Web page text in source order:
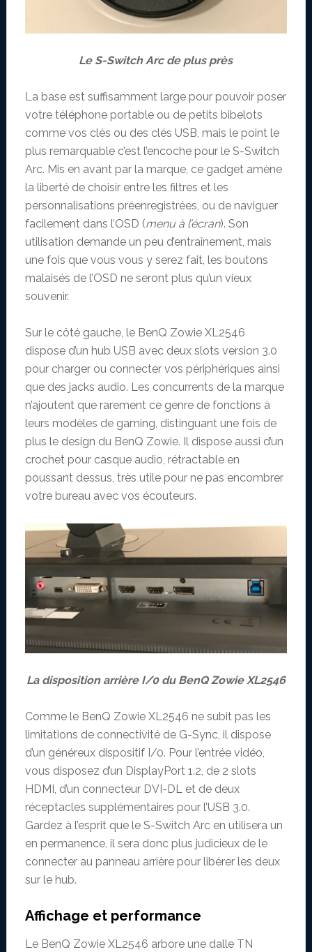
Le S-Switch Arc de plus près
La base est suffisamment large pour pouvoir poser
votre téléphone portable ou de petits bibelots
comme vos clés ou des clés USB, mais le point le
plus remarquable c’est l’encoche pour le S-Switch
Arc. Mis en avant par la marque, ce gadget amène
la liberté de choisir entre les filtres et les
personnalisations préenregistrées, ou de naviguer
facilement dans l’OSD (menu à l’écran). Son
utilisation demande un peu d’entraînement, mais
une fois que vous vous y serez fait, les boutons
malaisés de l’OSD ne seront plus qu’un vieux
souvenir.
Sur le côté gauche, le BenQ Zowie XL2546
dispose d’un hub USB avec deux slots version 3.0
pour charger ou connecter vos périphériques ainsi
que des jacks audio. Les concurrents de la marque
n’ajoutent que rarement ce genre de fonctions à
leurs modèles de gaming, distinguant une fois de
plus le design du BenQ Zowie. Il dispose aussi d’un
crochet pour casque audio, rétractable en
poussant dessus, très utile pour ne pas encombrer
votre bureau avec vos écouteurs.
La disposition arrière I/0 du BenQ Zowie XL2546
Comme le BenQ Zowie XL2546 ne subit pas les
limitations de connectivité de G-Sync, il dispose
d’un généreux dispositif I/0. Pour l’entrée vidéo,
vous disposez d’un DisplayPort 1.2, de 2 slots
HDMI, d’un connecteur DVI-DL et de deux
réceptacles supplémentaires pour l’USB 3.0.
Gardez à l’esprit que le S-Switch Arc en utilisera un
en permanence, il sera donc plus judicieux de le
connecter au panneau arrière pour libérer les deux
sur le hub.
Affichage et performance
Le BenQ Zowie XL2546 arbore une dalle TN